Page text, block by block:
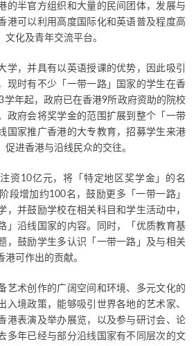
的半官方组织和大量的民间团体，发展与
港可以利用高度国际化和英语普及程度高
文化及青年交流平台。
学，并具有以英语授课的优势，因此吸引
现时有不少「一带一路」国家的学生在香
年起，政府已在香港9所政府资助的院校
政府会将奖学金的范围扩展到整个「一带
国家推广香港的大专教育，招募学生来港
促进香港与沿线民众的交往。
资10亿元，将「特定地区奖学金」的名
段增加约100名，鼓励更多「一带一路」
，并鼓励学校在相关科目和学生活动中，
」沿线国家的内容。同时，「优质教育基
，鼓励学生多认识「一带一路」及与相关
可作出的贡献。
艺术创作的广阔空间和环境、多元文化的
入境政策，能够吸引世界各地的艺术家、
港表演及举办展览，以及参与研讨会、论
多年已经与部分沿线国家有不同层次的文